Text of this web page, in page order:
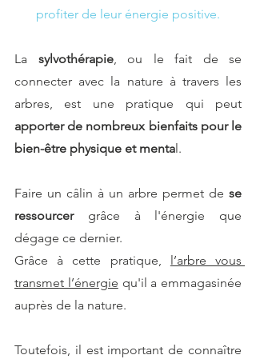
profiter de leur énergie positive.
La sylvothérapie, ou le fait de se
connecter avec la nature à travers les
apporter de nombreux bienfaits pour le
bien-être physique et mental.
Faire un câlin à un arbre permet de se
ressourcer grâce à l'énergie que
dégage ce dernier.
Grâce à cette pratique, l’arbre vous
transmet l’énergie qu'il a emmagasinée
auprès de la nature.
Toutefois, il est important de connaître